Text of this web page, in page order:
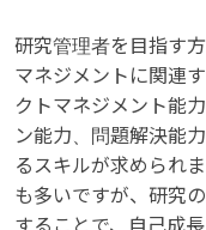
研究管理者を目指す
マネジメントに関連
クトマネジメント能
ン能力、問題解決能
るスキルが求められ
も多いですが、研究